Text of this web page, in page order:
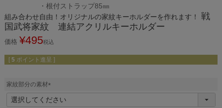
・根付ストラップ85㎜
組み合わせ自由！オリジナルの家紋キーホルダーを作れます！
戦
国武将家紋 連結アクリルキーホルダー
価格 ¥495税込
[ 5 ポイント進呈 ]
家紋部分の素材
(
必